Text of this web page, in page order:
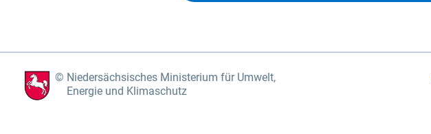
Niedersächsisches Ministerium für Umwelt,
Energie und Klimaschutz